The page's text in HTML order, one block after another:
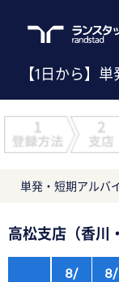
【1日から】
単発・短期アルバ
高松支店（香川
8/
8/